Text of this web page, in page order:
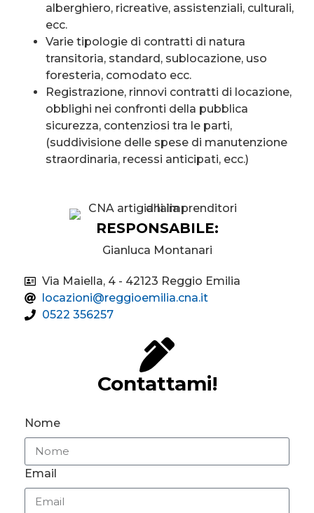
alberghiero, ricreative, assistenziali, culturali,
ecc.
Varie tipologie di contratti di natura
transitoria, standard, sublocazione, uso
foresteria, comodato ecc.
Registrazione, rinnovi contratti di locazione,
obblighi nei confronti della pubblica
sicurezza, contenziosi tra le parti,
(suddivisione delle spese di manutenzione
straordinaria, recessi anticipati, ecc.)
RESPONSABILE:
Gianluca Montanari
Via Maiella, 4 - 42123 Reggio Emilia
locazioni@reggioemilia.cna.it
0522 356257
Contattami!
Nome
Email